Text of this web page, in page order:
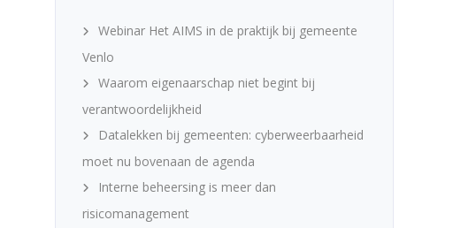
Webinar Het AIMS in de praktijk bij gemeente
Venlo
Waarom eigenaarschap niet begint bij
verantwoordelijkheid
Datalekken bij gemeenten: cyberweerbaarheid
moet nu bovenaan de agenda
Interne beheersing is meer dan
risicomanagement